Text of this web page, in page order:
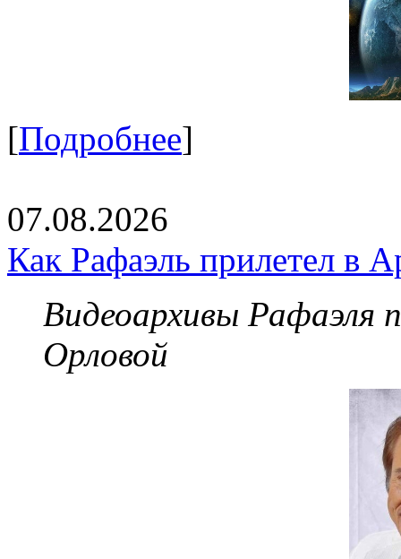
[Подробнее]
07.08.2026
Как Рафаэль прилетел в
Видеоархивы Рафаэля
Орловой